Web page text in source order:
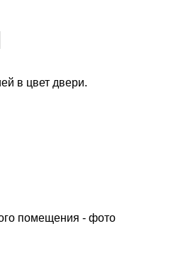
в цвет двери.